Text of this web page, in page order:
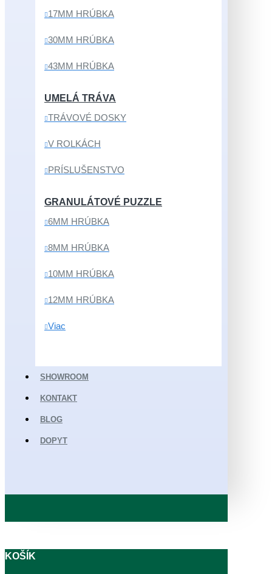
17MM HRÚBKA
30MM HRÚBKA
43MM HRÚBKA
UMELÁ TRÁVA
TRÁVOVÉ DOSKY
V ROLKÁCH
PRÍSLUŠENSTVO
GRANULÁTOVÉ PUZZLE
6MM HRÚBKA
8MM HRÚBKA
10MM HRÚBKA
12MM HRÚBKA
Viac
SHOWROOM
KONTAKT
BLOG
DOPYT
KOŠÍK